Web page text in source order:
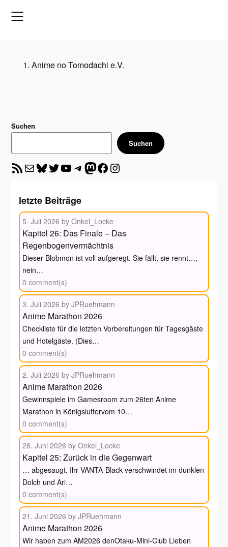
Anime no Tomodachi e.V.
Suchen
Suchen
RSS-Feed E-Mail Bluesky Twitter YouTube TelegramMastodon Facebook Instagram
Startseite
letzte Beiträge
5. Juli 2026by Onkel_Locke
Kapitel 26: Das Finale – Das
Regenbogenvermächtnis
Dieser Blobmon ist voll aufgeregt. Sie fällt, sie rennt…,
nein…
0 comment(s)
3. Juli 2026by JPRuehmann
Anime Marathon 2026
Checkliste für die letzten Vorbereitungen für Tagesgäste
und Hotelgäste. (Dies…
0 comment(s)
2. Juli 2026by JPRuehmann
Anime Marathon 2026
Gewinnspiele im Gamesroom zum 26ten Anime
Marathon in Königsluttervom 10…
0 comment(s)
28. Juni 2026by Onkel_Locke
Kapitel 25: Zurück in die Gegenwart
… abgesaugt. Ihr VANTA-Black verschwindet im dunklen
Dolch und Ari…
0 comment(s)
21. Juni 2026by JPRuehmann
Anime Marathon 2026
Wir haben zum AM2026 denOtaku-Mini-Club Lieben